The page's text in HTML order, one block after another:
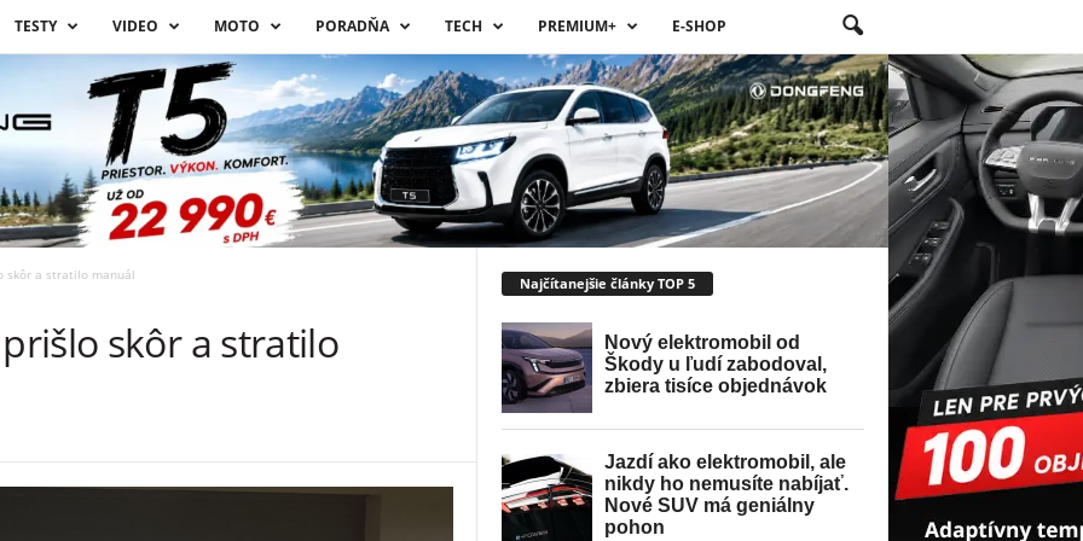
TESTY VIDEO MOTO PORADŇA TECH PREMIUM+ E-SHOP
skôr a stratilo manuál
skôr a stratilo
Najčítanejšie články TOP 5